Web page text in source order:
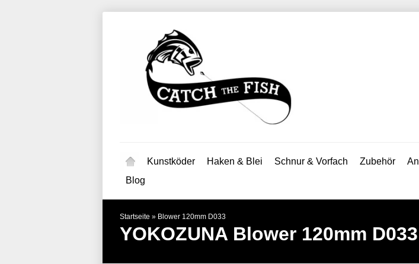
Kunstköder Haken & Blei Schnur & Vorfach Zubehör
Blog
Startseite » Blower 120mm D033
YOKOZUNA Blower 120mm D033